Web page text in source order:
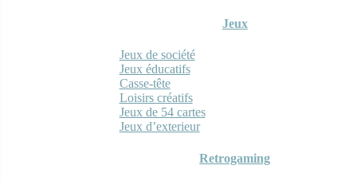
Jeux
Jeux de société
Jeux éducatifs
Casse-tête
Loisirs créatifs
Jeux de 54 cartes
Jeux d’exterieur
Retrogaming